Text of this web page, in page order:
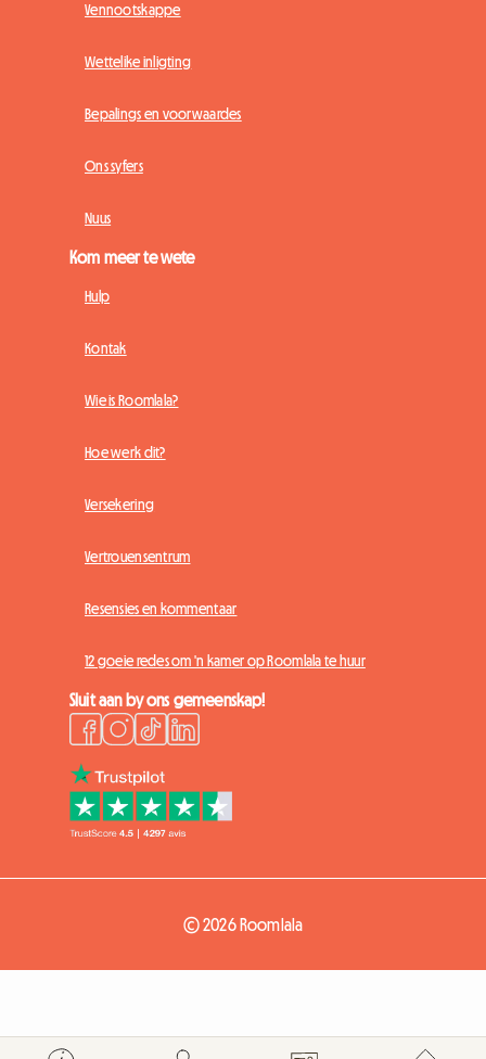
Vennootskappe
Wettelike inligting
Bepalings en voorwaardes
Ons syfers
Nuus
Kom meer te wete
Hulp
Kontak
Wie is Roomlala?
Hoe werk dit?
Versekering
Vertrouensentrum
Resensies en kommentaar
12 goeie redes om 'n kamer op Roomlala te huur
Sluit aan by ons gemeenskap!
© 2026 Roomlala